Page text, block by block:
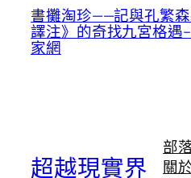
書攤淘珍——記與孔繁
譯注》的奇找九宮格遇
家網
超越現實界
部
關